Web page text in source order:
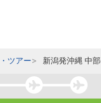
ツアー 新潟発沖縄 中